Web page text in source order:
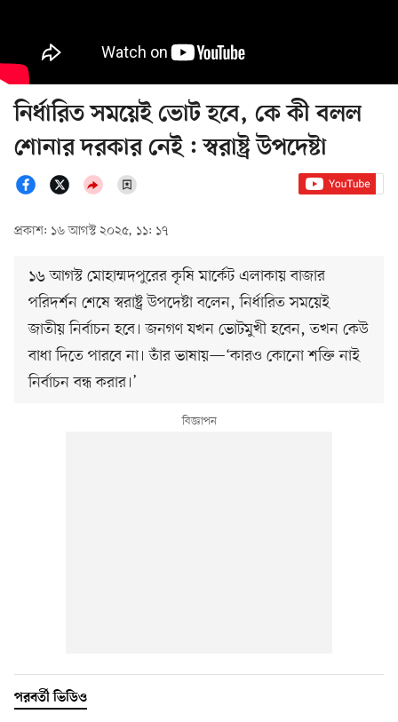
নির্ধারিত সময়েই ভোট হবে, কে কী বলল
শোনার দরকার নেই : স্বরাষ্ট্র উপদেষ্টা
প্রকাশ: ১৬ আগস্ট ২০২৫, ১১: ১৭
১৬ আগস্ট মোহাম্মদপুরের কৃষি মার্কেট এলাকায় বাজার
পরিদর্শন শেষে স্বরাষ্ট্র উপদেষ্টা বলেন, নির্ধারিত সময়েই
জাতীয় নির্বাচন হবে। জনগণ যখন ভোটমুখী হবেন, তখন কেউ
বাধা দিতে পারবে না। তাঁর ভাষায়—‘কারও কোনো শক্তি নাই
নির্বাচন বন্ধ করার।’
পরবর্তী ভিডিও